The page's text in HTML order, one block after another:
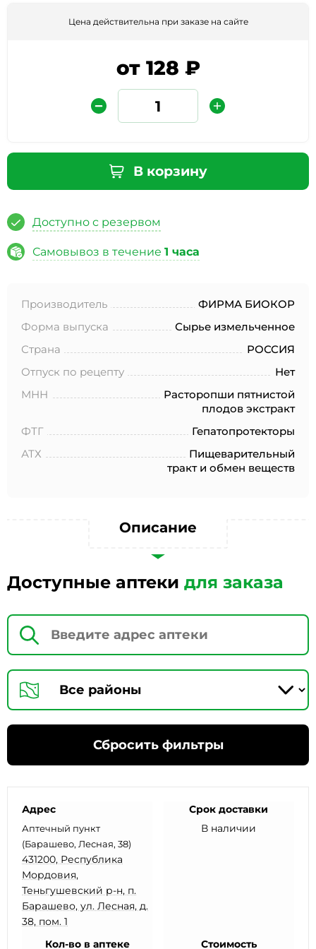
Цена действительна при заказе на сайте
от 128 ₽
В корзину
Доступно с резервом
Самовывоз в течение 1 часа
Производитель
ФИРМА БИОКОР
Форма выпуска
Сырье измельченное
Страна
РОССИЯ
Отпуск по рецепту
Нет
МНН
Расторопши пятнистой
плодов экстракт
ФТГ
Гепатопротекторы
АТХ
Пищеварительный
тракт и обмен веществ
Описание
Доступные аптеки для заказа
Сбросить фильтры
Адрес
Аптечный пункт
(Барашево, Лесная, 38)
431200, Республика
Мордовия,
Теньгушевский р-н, п.
Барашево, ул. Лесная, д.
38, пом. 1
Срок доставки
В наличии
Кол-во в аптеке Стоимость
Защита от автоматических сообщений
соответствии с Федеральным законом от 27.07.2006 года
целей, определенных в Согласии на обработку